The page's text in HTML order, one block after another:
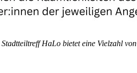
HaLo bietet eine Vielzahl